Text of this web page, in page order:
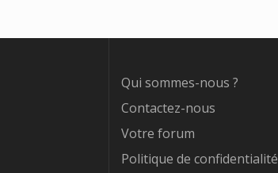
Qui sommes-nous ?
Contactez-nous
Votre forum
Politique de confidentialité